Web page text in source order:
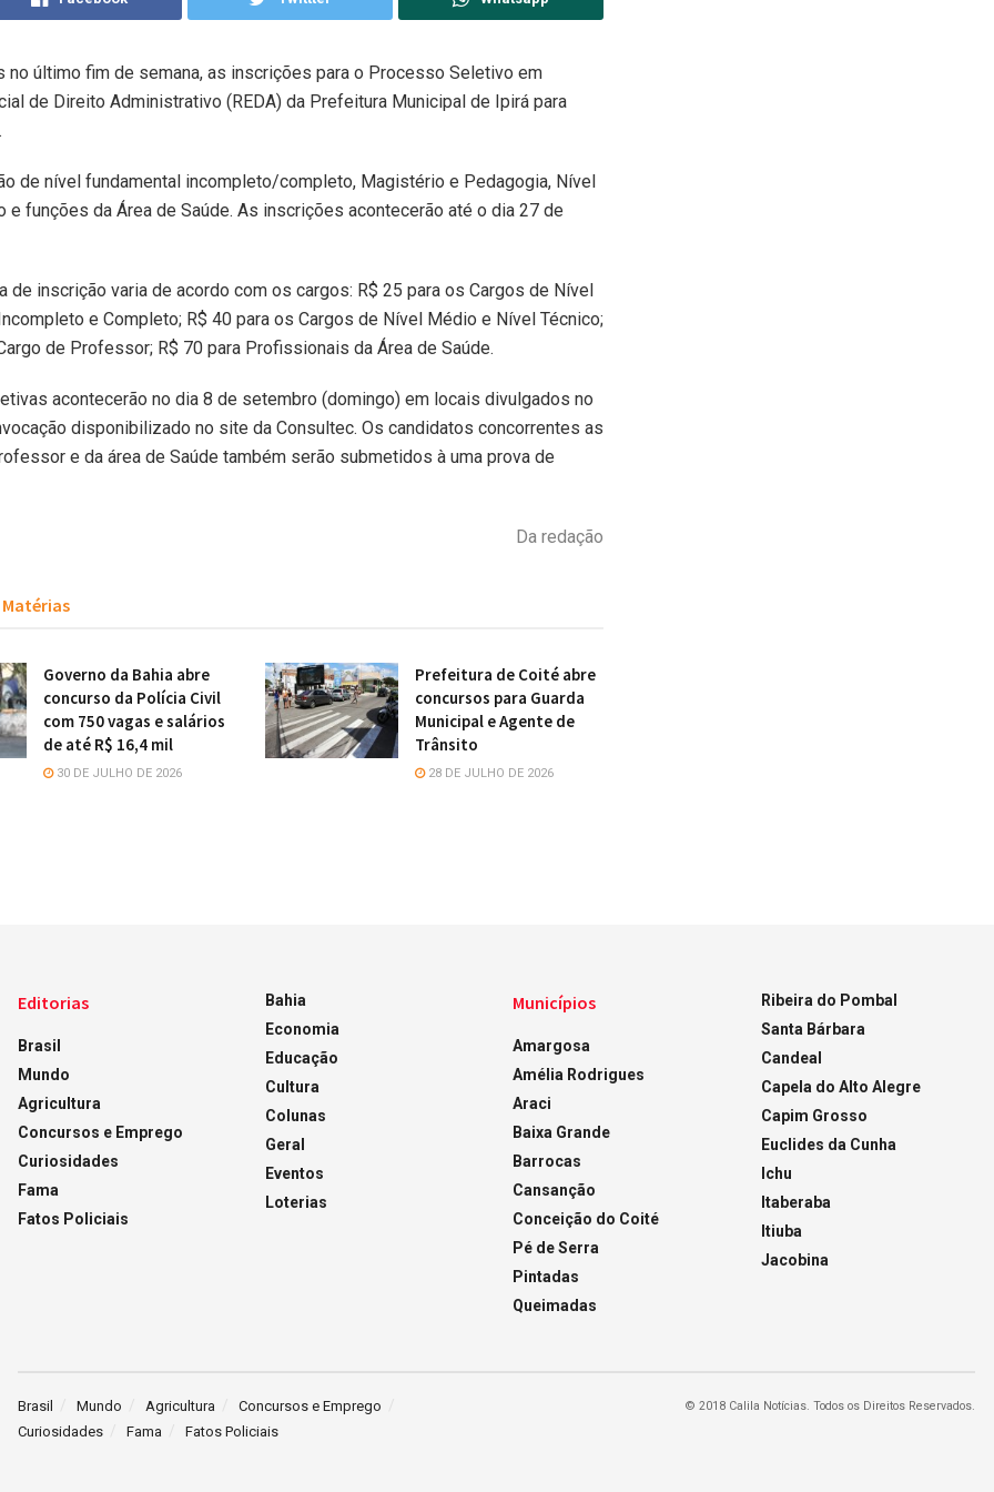
no último fim de semana, as inscrições para o Processo Seletivo em
de Direito Administrativo (REDA) da Prefeitura Municipal de Ipirá para
de nível fundamental incompleto/completo, Magistério e Pedagogia, Nível
e funções da Área de Saúde. As inscrições acontecerão até o dia 27 de
de inscrição varia de acordo com os cargos: R$ 25 para os Cargos de Nível
e Completo; R$ 40 para os Cargos de Nível Médio e Nível Técnico;
de Professor; R$ 70 para Profissionais da Área de Saúde.
acontecerão no dia 8 de setembro (domingo) em locais divulgados no
disponibilizado no site da Consultec. Os candidatos concorrentes as
e da área de Saúde também serão submetidos à uma prova de
Da redação
Matérias
Governo da Bahia abre
concurso da Polícia Civil
com 750 vagas e salários
de até R$ 16,4 mil
30 DE JULHO DE 2026
Prefeitura de Coité abre
concursos para Guarda
Municipal e Agente de
Trânsito
28 DE JULHO DE 2026
Editorias
Brasil
Mundo
Agricultura
Concursos e Emprego
Curiosidades
Fama
Fatos Policiais
Bahia
Economia
Educação
Cultura
Colunas
Geral
Eventos
Loterias
Municípios
Amargosa
Amélia Rodrigues
Araci
Baixa Grande
Barrocas
Cansanção
Conceição do Coité
Pé de Serra
Pintadas
Queimadas
Ribeira do Pombal
Santa Bárbara
Candeal
Capela do Alto Alegre
Capim Grosso
Euclides da Cunha
Ichu
Itaberaba
Itiuba
Jacobina
Brasil Mundo Agricultura
Concursos e Emprego
Curiosidades
Fama Fatos Policiais
© 2018 Calila Notícias. Todos os Direitos Reservados.